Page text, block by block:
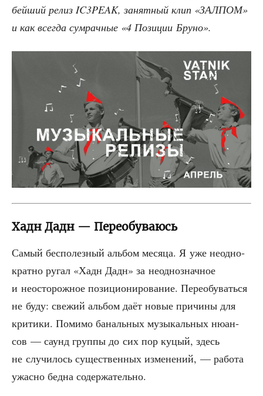
бей­ший релиз IC3PEAK, занят­ный клип «ЗАЛПОМ»
и как все­гда сумрач­ные «4 Пози­ции Бруно».
Хадн Дадн — Переобуваюсь
Самый бес­по­лез­ный аль­бом меся­ца. Я уже неод­но­
крат­но ругал «Хадн Дадн» за неод­но­знач­ное
и неосто­рож­ное пози­ци­о­ни­ро­ва­ние. Пере­обу­вать­ся
не буду: све­жий аль­бом даёт новые при­чи­ны для
кри­ти­ки. Поми­мо баналь­ных музы­каль­ных нюан­
сов — саунд груп­пы до сих пор куцый, здесь
не слу­чи­лось суще­ствен­ных изме­не­ний, — рабо­та
ужас­но бед­на содержательно.